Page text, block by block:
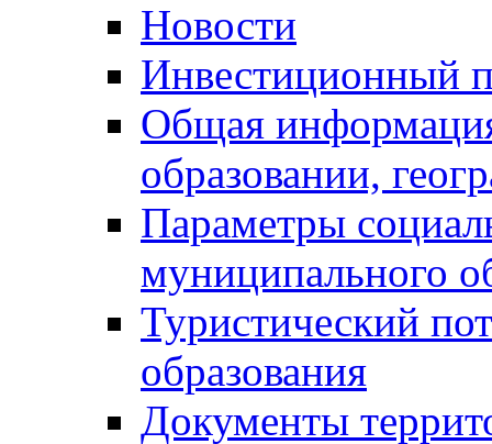
Новости
Инвестиционный
Общая
образовании,
Параметры
муниципального
Туристический
образования
Документы